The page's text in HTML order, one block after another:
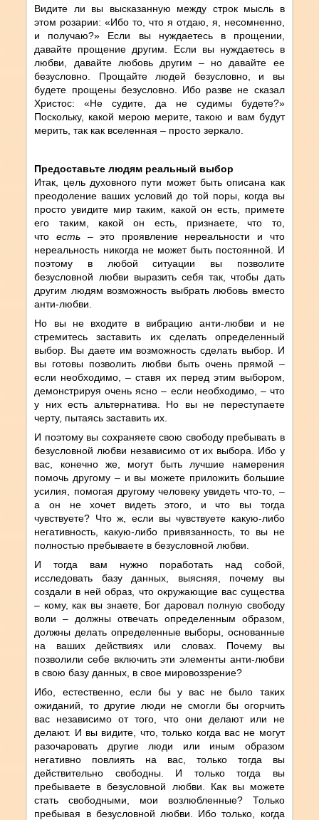
Видите ли вы высказанную между строк мысль в
этом розарии: «Ибо то, что я отдаю, я, несомненно,
и получаю?» Если вы нуждаетесь в прощении,
давайте прощение другим. Если вы нуждаетесь в
любви, давайте любовь другим – но давайте ее
безусловно. Прощайте людей безусловно, и вы
будете прощены безусловно. Ибо разве не сказал
Христос: «Не судите, да не судимы будете?»
Поскольку, какой мерою мерите, такою и вам будут
мерить, так как вселенная – просто зеркало.
Предоставьте людям реальный выбор
Итак, цель духовного пути может быть описана как
преодоление ваших условий до той поры, когда вы
просто увидите мир таким, какой он есть, примете
его таким, какой он есть, признаете, что то,
чтоесть – это проявление нереальности и что
нереальность никогда не может быть постоянной. И
поэтому в любой ситуации вы позволите
безусловной любви выразить себя так, чтобы дать
другим людям возможность выбрать любовь вместо
анти-любви.
Но вы не входите в вибрацию анти-любви и не
стремитесь заставить их сделать определенный
выбор. Вы даете им возможность сделать выбор. И
вы готовы позволить любви быть очень прямой –
если необходимо, – ставя их перед этим выбором,
демонстрируя очень ясно – если необходимо, – что
у них есть альтернатива. Но вы не переступаете
черту, пытаясь заставить их.
И поэтому вы сохраняете свою свободу пребывать в
безусловной любви независимо от их выбора. Ибо у
вас, конечно же, могут быть лучшие намерения
помочь другому – и вы можете приложить большие
усилия, помогая другому человеку увидеть что-то, –
а он не хочет видеть этого, и что вы тогда
чувствуете? Что ж, если вы чувствуете какую-либо
негативность, какую-либо привязанность, то вы не
полностью пребываете в безусловной любви.
И тогда вам нужно поработать над собой,
исследовать базу данных, выясняя, почему вы
создали в ней образ, что окружающие вас существа
– кому, как вы знаете, Бог даровал полную свободу
воли – должны отвечать определенным образом,
должны делать определенные выборы, основанные
на ваших действиях или словах. Почему вы
позволили себе включить эти элементы анти-любви
в свою базу данных, в свое мировоззрение?
Ибо, естественно, если бы у вас не было таких
ожиданий, то другие люди не смогли бы огорчить
вас независимо от того, что они делают или не
делают. И вы видите, что, только когда вас не могут
разочаровать другие люди или иным образом
негативно повлиять на вас, только тогда вы
действительно свободны. И только тогда вы
пребываете в безусловной любви. Как вы можете
стать свободными, мои возлюбленные? Только
пребывая в безусловной любви. Ибо только, когда